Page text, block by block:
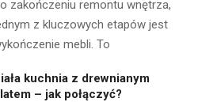
zakończeniu remontu wnętrza,
z kluczowych etapów jest
mebli. To
kuchnia z drewnianym
– jak połączyć?